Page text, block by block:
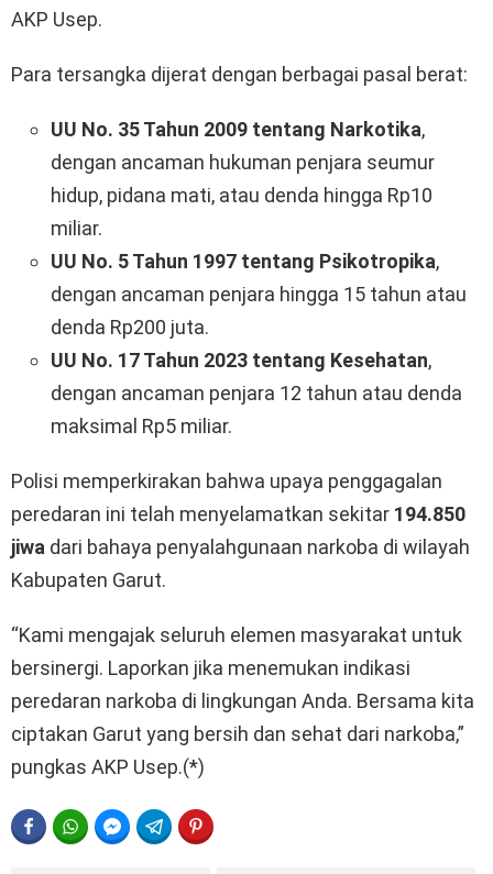
AKP Usep.
Para tersangka dijerat dengan berbagai pasal berat:
UU No. 35 Tahun 2009 tentang Narkotika,
dengan ancaman hukuman penjara seumur
hidup, pidana mati, atau denda hingga Rp10
miliar.
UU No. 5 Tahun 1997 tentang Psikotropika,
dengan ancaman penjara hingga 15 tahun atau
denda Rp200 juta.
UU No. 17 Tahun 2023 tentang Kesehatan,
dengan ancaman penjara 12 tahun atau denda
maksimal Rp5 miliar.
Polisi memperkirakan bahwa upaya penggagalan
peredaran ini telah menyelamatkan sekitar 194.850
jiwa dari bahaya penyalahgunaan narkoba di wilayah
Kabupaten Garut.
“Kami mengajak seluruh elemen masyarakat untuk
bersinergi. Laporkan jika menemukan indikasi
peredaran narkoba di lingkungan Anda. Bersama kita
ciptakan Garut yang bersih dan sehat dari narkoba,”
pungkas AKP Usep.(*)
FACEBOOKWHATSAPPFACEBOOK MESSENGER
TELEGRAM